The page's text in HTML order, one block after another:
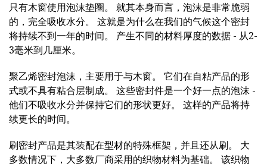
只有木窗使用泡沫垫圈。 就其本身而言，泡沫是非常脆弱
的，完全吸收水分。 这就是为什么在我们的气候这个密封
将持续不到一年的时间。 产生不同的材料厚度的数据 - 从2-
3毫米到几厘米。
聚乙烯密封泡沫，主要用于与木窗。 它们在自粘产品的形
式或不具有粘合层制成。 这些密封件是一个好一点的泡沫 -
他们不吸收水分并保持它们的形状更好。 这样的产品将持
续更长的时间。
刷密封产品是其装配在型材的特殊框架，并且还从刷。 大
多数情况下，大多数厂商采用的织物材料为基础。 该织物